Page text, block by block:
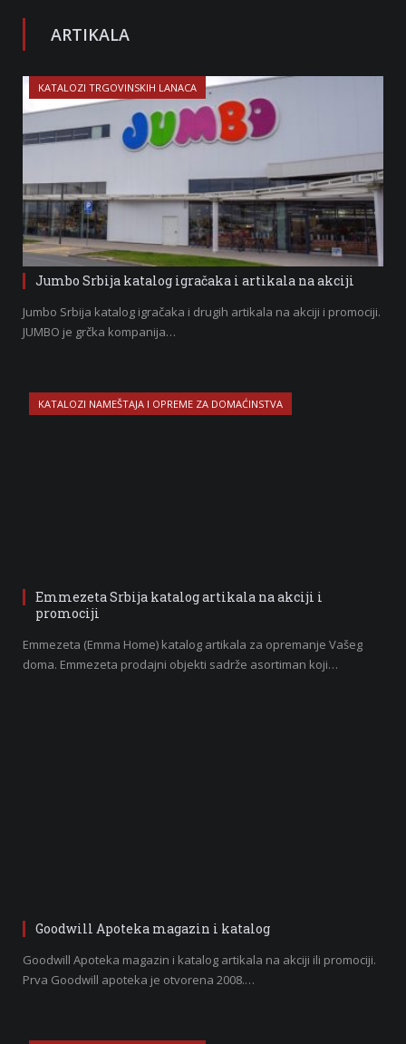
ARTIKALA
KATALOZI TRGOVINSKIH LANACA
Jumbo Srbija katalog igračaka i artikala na akciji
Jumbo Srbija katalog igračaka i drugih artikala na akciji i promociji.
JUMBO je grčka kompanija…
KATALOZI NAMEŠTAJA I OPREME ZA DOMAĆINSTVA
Emmezeta Srbija katalog artikala na akciji i
promociji
Emmezeta (Emma Home) katalog artikala za opremanje Vašeg
doma. Emmezeta prodajni objekti sadrže asortiman koji…
Goodwill Apoteka magazin i katalog
Goodwill Apoteka magazin i katalog artikala na akciji ili promociji.
Prva Goodwill apoteka je otvorena 2008.…